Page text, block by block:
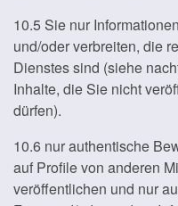
10.5 Sie nur
und/oder verbreiten, die
Dienstes sind (siehe
Inhalte, die Sie nicht
dürfen).
10.6 nur authentische
auf Profile von anderen
veröffentlichen und nur